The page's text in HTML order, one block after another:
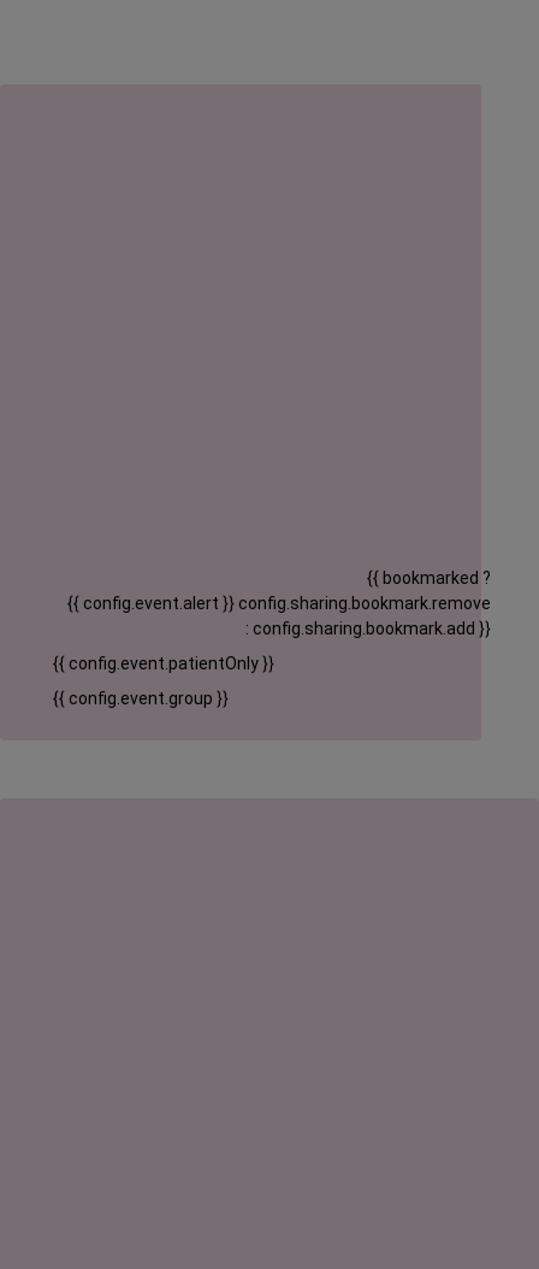
{{ config.event.alert }}
{{ bookmarked ?
config.sharing.bookmark.remove
: config.sharing.bookmark.add }}
{{ config.event.patientOnly }}
{{ config.event.group }}